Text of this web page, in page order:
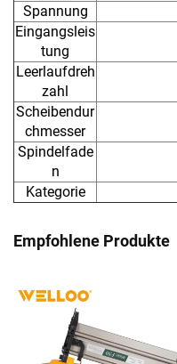
Spannung
Eingangsleis
tung
Leerlaufdreh
zahl
Scheibendur
chmesser
Spindelfade
n
Kategorie
Empfohlene Produkte